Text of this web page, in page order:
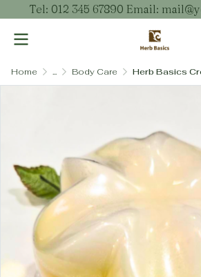
Tel: 012 345 67890 Email:
Home ... Body Care Herb Basics Creamy Coconut Blend Soap